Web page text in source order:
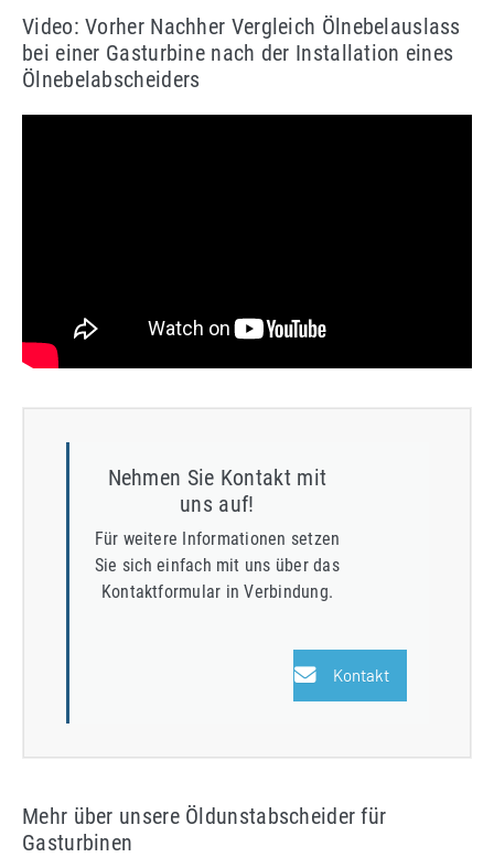
Video: Vorher Nachher Vergleich Ölnebelauslass
bei einer Gasturbine nach der Installation eines
Ölnebelabscheiders
Nehmen Sie Kontakt mit
uns auf!
Für weitere Informationen setzen
Sie sich einfach mit uns über das
Kontaktformular in Verbindung.
Kontakt
Mehr über unsere Öldunstabscheider für
Gasturbinen